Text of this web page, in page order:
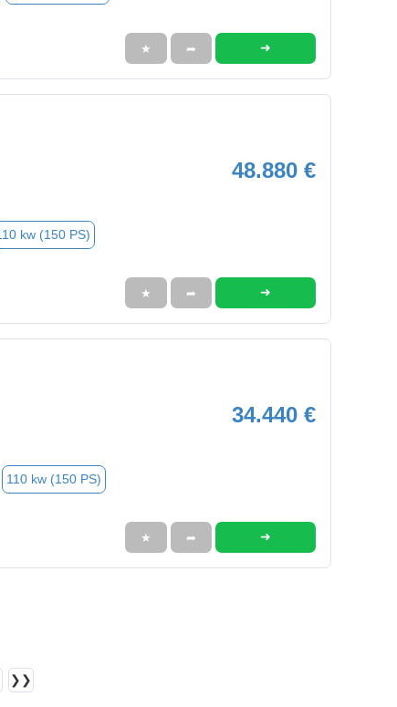
★ ➦ ➜
48.880 €
kw (150 PS)
★ ➦ ➜
34.440 €
110 kw (150 PS)
★ ➦ ➜
❯❯